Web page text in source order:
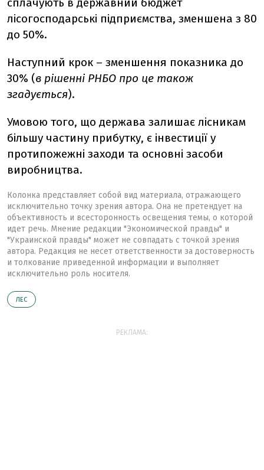
лісогосподарські підприємства, зменшена з 80
до 50%.
Наступний крок – зменшення показника до
30% (в рішенні РНБО про це також
згадується).
Умовою того, що держава залишає лісникам
більшу частину прибутку, є інвестиції у
протипожежні заходи та основні засоби
виробництва.
Колонка представляет собой вид материала, отражающего
исключительно точку зрения автора. Она не претендует на
объективность и всесторонность освещения темы, о которой
идет речь. Мнение редакции "Экономической правды" и
"Украинской правды" может не совпадать с точкой зрения
автора. Редакция не несет ответственности за достоверность
и толкование приведенной информации и выполняет
исключительно роль носителя.
ЛЕС
РЕКЛАМА: